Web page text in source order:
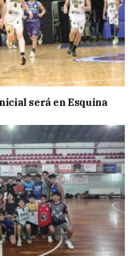
será en Esquina